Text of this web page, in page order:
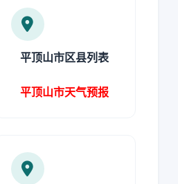
平顶山市区县列表
平顶山市天气预报